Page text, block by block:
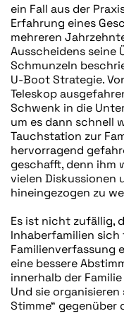
ein Fall aus der
Erfahrung eines
mehreren
Ausscheidens seine
Schmunzeln
U-Boot Strategie.
Teleskop
Schwenk in die
um es dann schnell
Tauchstation zur
hervorragend
geschafft, denn ihm
vielen Diskussionen
hineingezogen zu
Es ist nicht zufällig,
Inhaberfamilien
Familienverfassung
eine bessere
innerhalb der
Und sie organisieren
Stimme“ gegenüber